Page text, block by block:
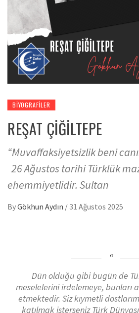
BIYOGRAFILER
REŞAT ÇİĞİLTEPE
“Muvaffaksiyetsizlik beni
26 Ağustos tarihi Türklük
ehemmiyetlidir. Sultan
ByGökhun Aydın / 31 Ağustos 2025
Dün olduğu gibi bugün de
meselelerini irdelemeye, bunları
etmektedir. Siz kıymetli
katılmak isterseniz Türk